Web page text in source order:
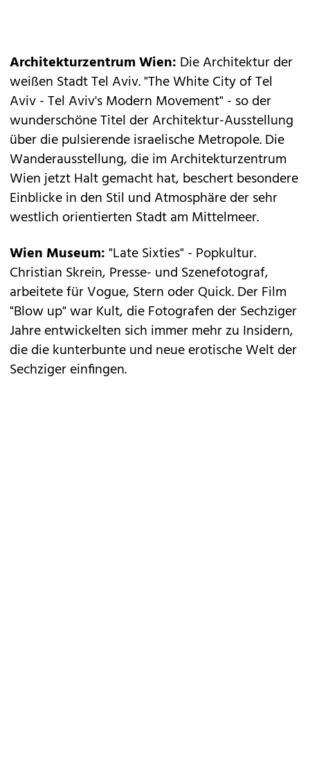
Architekturzentrum Wien: Die Architektur der
weißen Stadt Tel Aviv. "The White City of Tel
Aviv - Tel Aviv's Modern Movement" - so der
wunderschöne Titel der Architektur-Ausstellung
über die pulsierende israelische Metropole. Die
Wanderausstellung, die im Architekturzentrum
Wien jetzt Halt gemacht hat, beschert besondere
Einblicke in den Stil und Atmosphäre der sehr
westlich orientierten Stadt am Mittelmeer.
Wien Museum:"Late Sixties" - Popkultur.
Christian Skrein, Presse- und Szenefotograf,
arbeitete für Vogue, Stern oder Quick. Der Film
"Blow up" war Kult, die Fotografen der Sechziger
Jahre entwickelten sich immer mehr zu Insidern,
die die kunterbunte und neue erotische Welt der
Sechziger einfingen.